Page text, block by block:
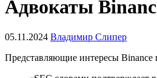
Адвокаты
05.11.2024 Владимир Слипер
Представляющие интересы